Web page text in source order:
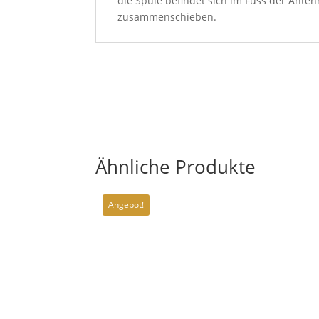
zusammenschieben.
Ähnliche Produkte
Angebot!